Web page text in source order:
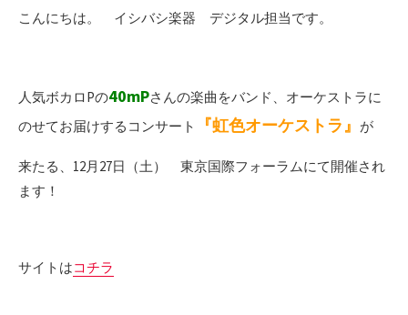
こんにちは。 イシバシ楽器 デジタル担当です。
人気ボカロPの40mPさんの楽曲をバンド、オーケストラに
のせてお届けするコンサート
『虹色オーケストラ』 が
来たる、12月27日（土） 東京国際フォーラムにて開催され
ます！
サイトはコチラ